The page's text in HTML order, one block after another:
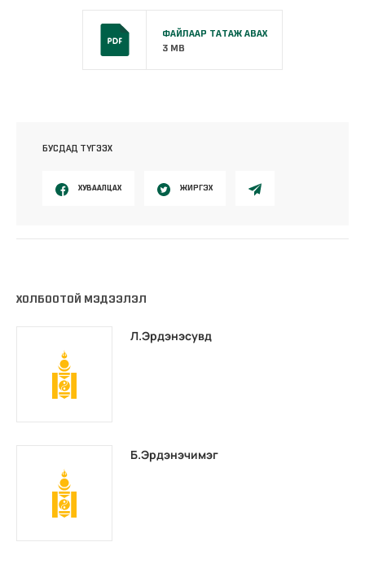
ФАЙЛААР ТАТАЖ АВАХ
3 MB
БУСДАД ТҮГЭЭХ
ХУВААЛЦАХ ЖИРГЭХ
ХОЛБООТОЙ МЭДЭЭЛЭЛ
Л.Эрдэнэсувд
Б.Эрдэнэчимэг